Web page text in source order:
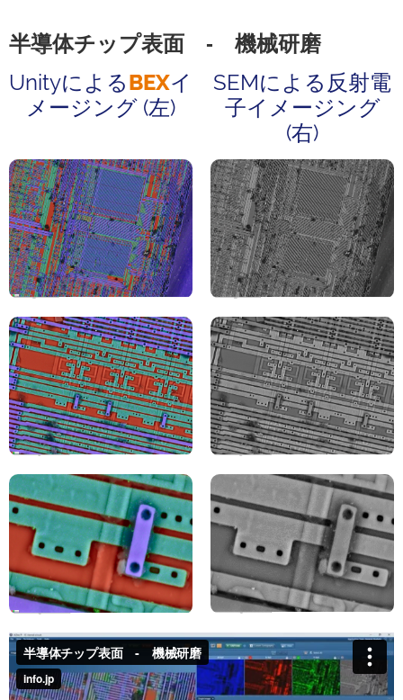
半導体チップ表面 ‐ 機械研磨
UnityによるBEXイ
メージング (左)
SEMによる反射電
⼦イメージング
(右)